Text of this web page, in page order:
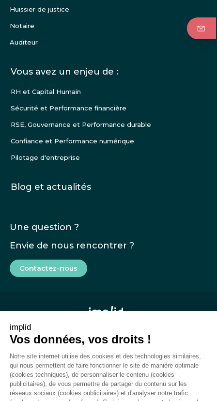
Huissier de justice
Notaire
Auditeur
Vous avez un enjeu de :
RH et Capital Humain
Sécurité et Performance financière
RSE, Gouvernance et Performance durable
Confiance et Performance numérique
Pilotage d'entreprise
Blog et actualités
Une question ?
Envie de nous rencontrer ?
Contactez-nous
Mentions légales
CGU
Rapport de transparence
Plan du site
implid
Vos données, vos droits !
Notre site internet utilise des cookies et des technologies similaires,
qui nous permettent de faire fonctionner le site de manière optimale
(cookies techniques), de personnaliser le contenu (cookies
publicitaires), de vous permettre de partager du contenu sur les
réseaux sociaux (cookies publicitaires) et d'analyser notre trafic